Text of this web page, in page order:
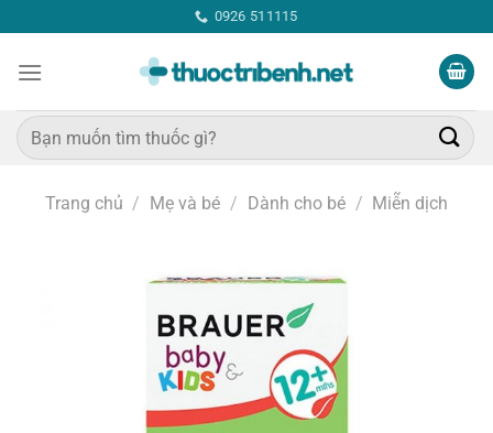
qua
nội
0926 511115
Tìm
kiếm:
Trang chủ / Mẹ và bé / Dành cho bé / Miễn dịch